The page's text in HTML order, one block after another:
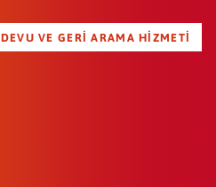
VE GERI ARAMA HIZMETI